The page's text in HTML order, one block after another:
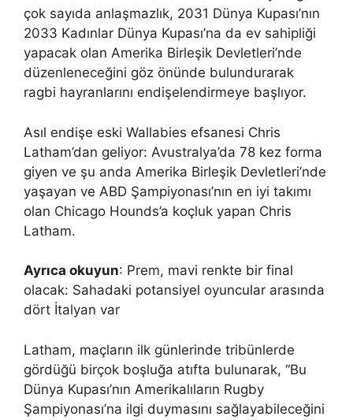
çok sayıda anlaşmazlık, 2031 Dünya Kupası’nın
2033 Kadınlar Dünya Kupası’na da ev sahipliği
yapacak olan Amerika Birleşik Devletleri’nde
düzenleneceğini göz önünde bulundurarak
ragbi hayranlarını endişelendirmeye başlıyor.
Asıl endişe eski Wallabies efsanesi Chris
Latham’dan geliyor: Avustralya’da 78 kez forma
giyen ve şu anda Amerika Birleşik Devletleri’nde
yaşayan ve ABD Şampiyonası’nın en iyi takımı
olan Chicago Hounds’a koçluk yapan Chris
Latham.
Ayrıca okuyun: Prem, mavi renkte bir final
olacak: Sahadaki potansiyel oyuncular arasında
dört İtalyan var
Latham, maçların ilk günlerinde tribünlerde
gördüğü birçok boşluğa atıfta bulunarak, “Bu
Dünya Kupası’nın Amerikalıların Rugby
Şampiyonası’na ilgi duymasını sağlayabileceğini